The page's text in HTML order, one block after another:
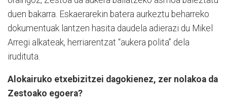
duen bakarra. Eskaerarekin batera aurkeztu beharreko
dokumentuak lantzen hasita daudela adierazi du Mikel
Arregi alkateak, herriarentzat “aukera polita” dela
irudituta.
Alokairuko etxebizitzei dagokienez, zer nolakoa da
Zestoako egoera?